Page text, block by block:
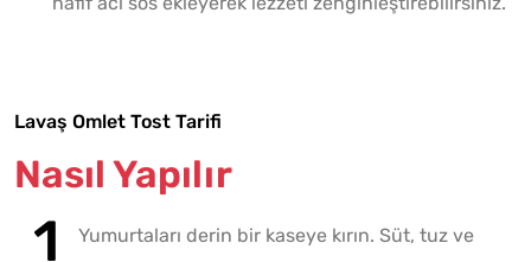
Lavaş Omlet Tost Tarifi
Nasıl Yapılır
Yumurtaları derin bir kaseye kırın. Süt, tuz ve